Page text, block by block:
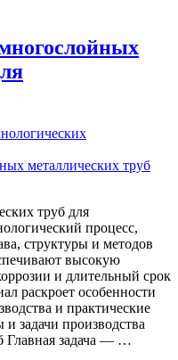
труб для
процесс,
структуры и методов
высокую
и длительный срок
раскроет особенности
и практические
задачи производства
Главная задача — …